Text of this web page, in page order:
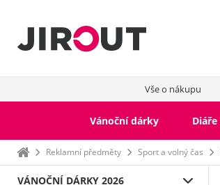
Vše o nákupu
Vánoční dárky
Domů Reklamní předměty Sport a volný čas
VÁNOČNÍ DÁRKY 2026